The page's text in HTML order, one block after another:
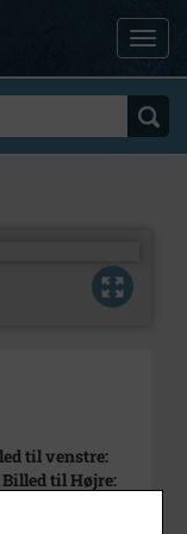
til venstre:
til Højre: